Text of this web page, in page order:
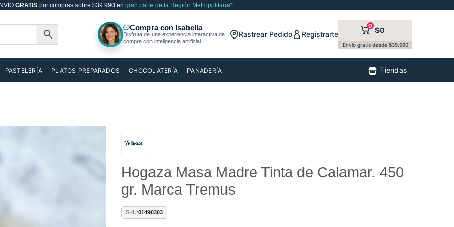
GRATISpor compras sobre $39.990 en gran parte de la Región Metropolitana*
Rastrear Pedido Registrarte
0 $0
Envío gratis desde $39.990
PASTELERÍA PLATOS PREPARADOS CHOCOLATERÍA PANADERÍA Tiendas
Hogaza Masa Madre Tinta de Calamar. 450
gr. Marca Tremus
SKU:01490303